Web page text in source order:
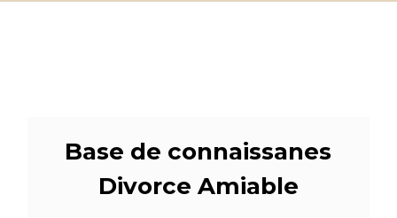
Base de connaissanes
Divorce Amiable